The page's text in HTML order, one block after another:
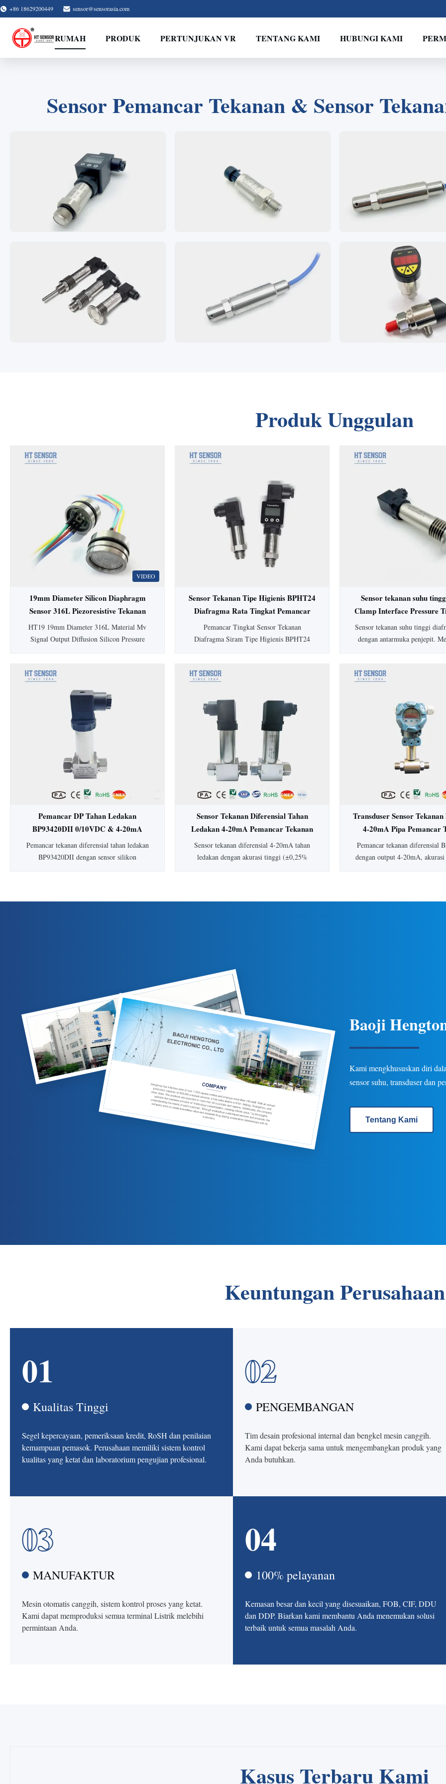
+86 18629200449 sensor@sensorasia.com
RUMAH PRODUK PERTUNJUKAN VR TENTANG KAMI HUBUNGI KAMI
1 3 4
Sensor Pemancar Tekanan & Sensor
Produk Unggulan
VIDEO
19mm Diameter Silicon Diaphragm
Sensor 316L Piezoresistive Tekanan
Sensor
HT19 19mm Diameter 316L Material Mv
Signal Output Diffusion Silicon Pressure
15mm: HT19 piezoresistive silicon pressure
tinggi difuse reflection silicon sensing
element...
Sensor Tekanan Tipe Higienis BPHT24
Diafragma Rata Tingkat Pemancar
Tekanan
Pemancar Tingkat Sensor Tekanan
Diafragma Siram Tipe Higienis BPHT24
Dengan akurasi ±0,5%, perlindungan IP65,
untuk industri medis, biofarmasi, dan
makanan. Tersedia jenis dan keluaran tekanan
yang dapat disesuaikan.
Sensor tekanan suhu
Clamp Interface Pressure
Sensor tekanan suhu tinggi
dengan antarmuka penjepit.
Ideal untuk aplikasi higienis
Pemancar DP Tahan Ledakan
BP93420DII 0/10VDC & 4-20mA
Pemancar Tekanan Diferensial
Pemancar Level
Pemancar tekanan diferensial tahan ledakan
BP93420DII dengan sensor silikon
pengukuran gas/cairan di industri minyak
Sensor Tekanan Diferensial Tahan
Ledakan 4-20mA Pemancar Tekanan
Diferensial Akurasi Tinggi
Sensor tekanan diferensial 4-20mA tahan
ledakan dengan akurasi tinggi (±0,25%
IP65, dan beberapa opsi keluaran/koneksi
Transduser Sensor
4-20mA Pipa Pemancar
Diferensial Air
Pemancar tekanan diferensial
dengan output 4-20mA,
industri minyak bumi, kimia,
Baoji
Kami mengkhususkan diri
sensor suhu, transduser dan
Tentang Kami
Keuntungan Perusahaan
01
Kualitas Tinggi
Segel kepercayaan, pemeriksaan kredit, RoSH dan penilaian
kemampuan pemasok. Perusahaan memiliki sistem kontrol
kualitas yang ketat dan laboratorium pengujian profesional.
02
PENGEMBANGAN
Tim desain profesional internal dan bengkel mesin canggih.
Kami dapat bekerja sama untuk mengembangkan produk yang
Anda butuhkan.
03
MANUFAKTUR
Mesin otomatis canggih, sistem kontrol proses yang ketat.
Kami dapat memproduksi semua terminal Listrik melebihi
permintaan Anda.
04
100% pelayanan
Kemasan besar dan kecil yang disesuaikan, FOB, CIF, DDU
dan DDP. Biarkan kami membantu Anda menemukan solusi
terbaik untuk semua masalah Anda.
Kasus Terbaru Kami